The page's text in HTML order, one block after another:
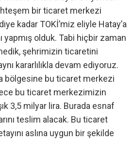
bir ticaret merkezi
kadar TOKİ’miz eliyle Hatay’a
yapmış olduk. Tabi hiçbir zaman
şehrimizin ticaretini
kararlılıkla devam ediyoruz.
bölgesine bu ticaret merkezi
bu ticaret merkezimizin
3,5 milyar lira. Burada esnaf
teslim alacak. Bu ticaret
aslına uygun bir şekilde